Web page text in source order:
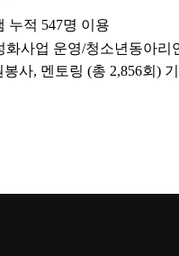
누적 547명 이용
사업 운영/청소년동아리
사, 멘토링 (총 2,856회)